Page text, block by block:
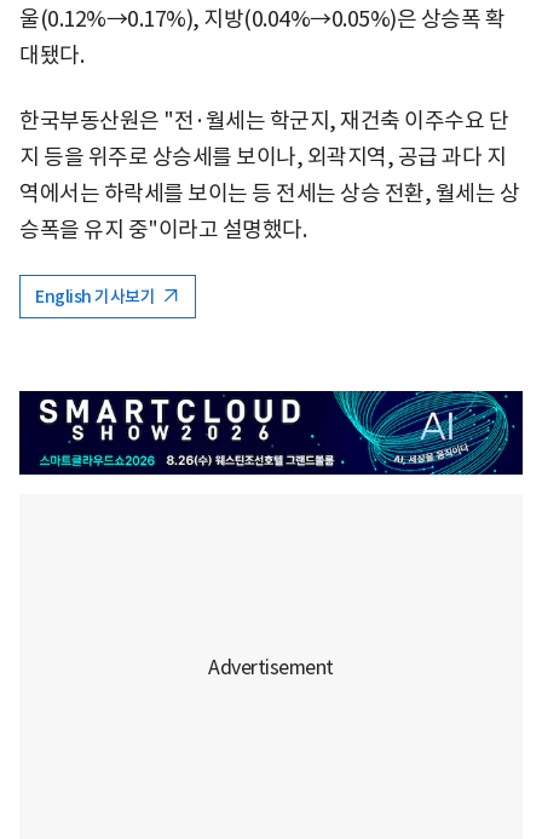
울(0.12%→0.17%), 지방(0.04%→0.05%)은 상승폭 확
대됐다.
한국부동산원은 "전·월세는 학군지, 재건축 이주수요 단
지 등을 위주로 상승세를 보이나, 외곽지역, 공급 과다 지
역에서는 하락세를 보이는 등 전세는 상승 전환, 월세는 상
승폭을 유지 중"이라고 설명했다.
English 기사보기